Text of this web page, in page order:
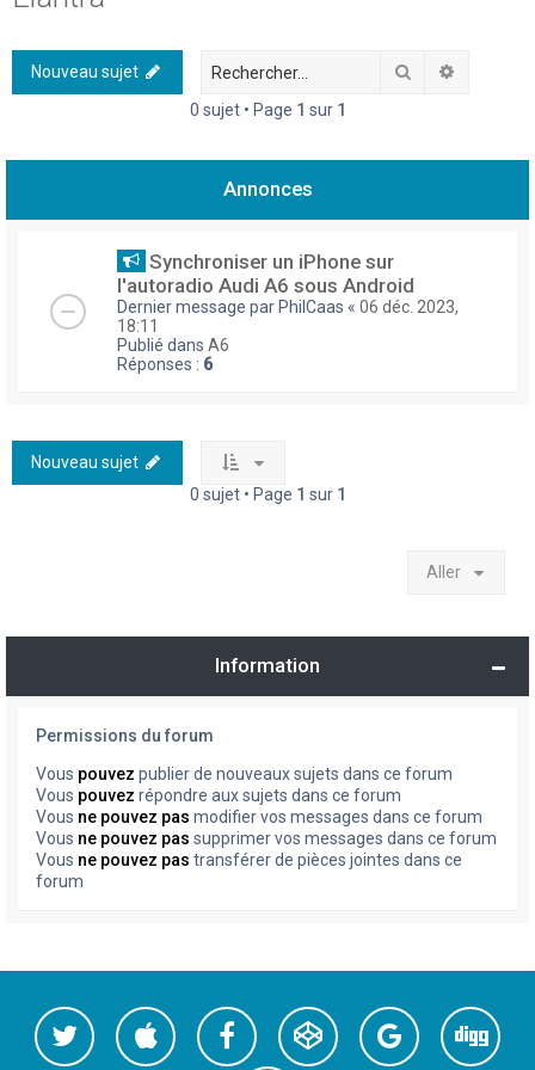
h
r
Nouveau sujet Rechercher
0 sujet • Page 1 sur 1
Annonces
Synchroniser un iPhone sur
l'autoradio Audi A6 sous Android
Dernier message par PhilCaas « 06 déc. 2023,
18:11
Publié dans A6
Réponses : 6
Nouveau sujet
0 sujet • Page 1 sur 1
Aller
Information
Permissions du forum
Vous pouvez publier de nouveaux sujets dans ce forum
Vous pouvez répondre aux sujets dans ce forum
Vous ne pouvez pas modifier vos messages dans ce forum
Vous ne pouvez pas supprimer vos messages dans ce forum
Vous ne pouvez pas transférer de pièces jointes dans ce
forum